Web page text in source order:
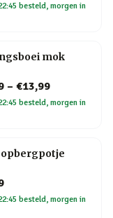
besteld, morgen in
mok
– €13,99
besteld, morgen in
besteld, morgen in